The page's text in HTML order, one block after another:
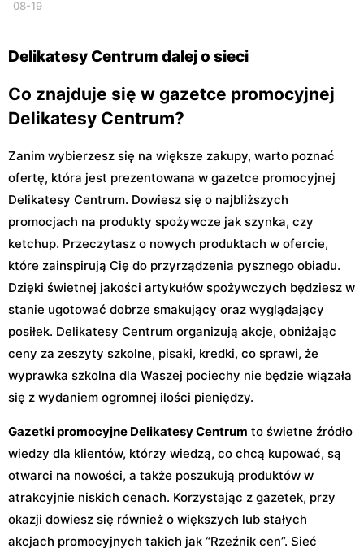
08-19
Delikatesy Centrum dalej o sieci
Co znajduje się w gazetce promocyjnej
Delikatesy Centrum?
Zanim wybierzesz się na większe zakupy, warto poznać
ofertę, która jest prezentowana w gazetce promocyjnej
Delikatesy Centrum. Dowiesz się o najbliższych
promocjach na produkty spożywcze jak szynka, czy
ketchup. Przeczytasz o nowych produktach w ofercie,
które zainspirują Cię do przyrządzenia pysznego obiadu.
Dzięki świetnej jakości artykułów spożywczych będziesz w
stanie ugotować dobrze smakujący oraz wyglądający
posiłek. Delikatesy Centrum organizują akcje, obniżając
ceny za zeszyty szkolne, pisaki, kredki, co sprawi, że
wyprawka szkolna dla Waszej pociechy nie będzie wiązała
się z wydaniem ogromnej ilości pieniędzy.
Gazetki promocyjne Delikatesy Centrum to świetne źródło
wiedzy dla klientów, którzy wiedzą, co chcą kupować, są
otwarci na nowości, a także poszukują produktów w
atrakcyjnie niskich cenach. Korzystając z gazetek, przy
okazji dowiesz się również o większych lub stałych
akcjach promocyjnych takich jak “Rzeźnik cen”. Sieć